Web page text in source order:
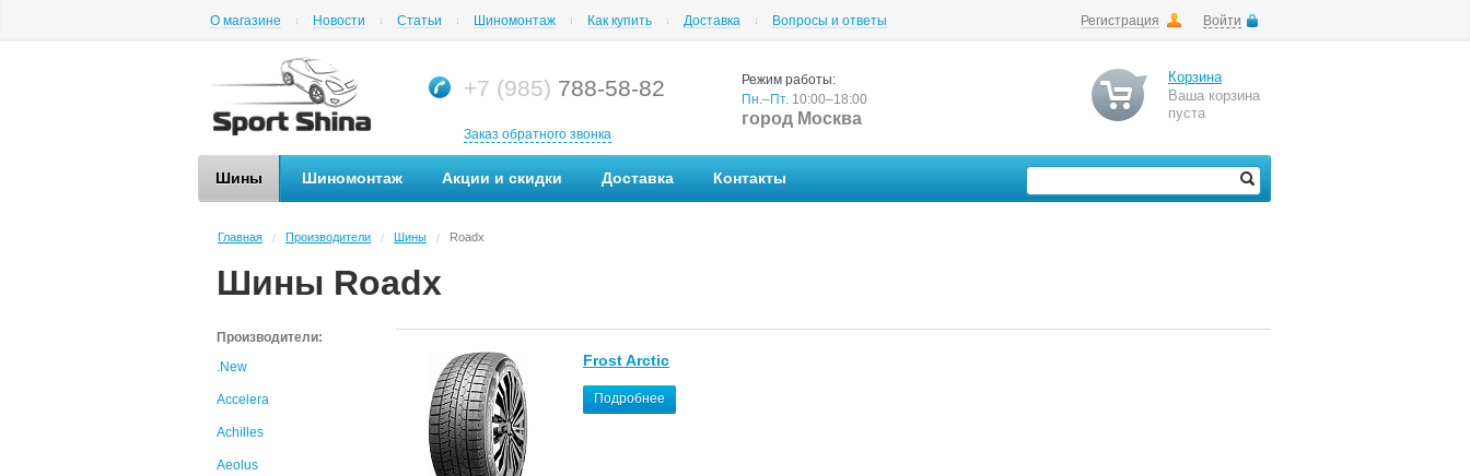
Регистрация Войти
О магазине Новости Статьи Шиномонтаж Как купить Доставка Вопросы и ответы
+7 (985) 788-58-82
Заказ обратного звонка
Режим работы:
Пн.–Пт. 10:00–18:00
город Москва
Корзина
Ваша корзина
пуста
Шины Шиномонтаж Акции и скидки Доставка Контакты
Главная / Производители / Шины / Roadx
Шины Roadx
Производители:
.New
Accelera
Achilles
Aeolus
Frost Arctic
Подробнее